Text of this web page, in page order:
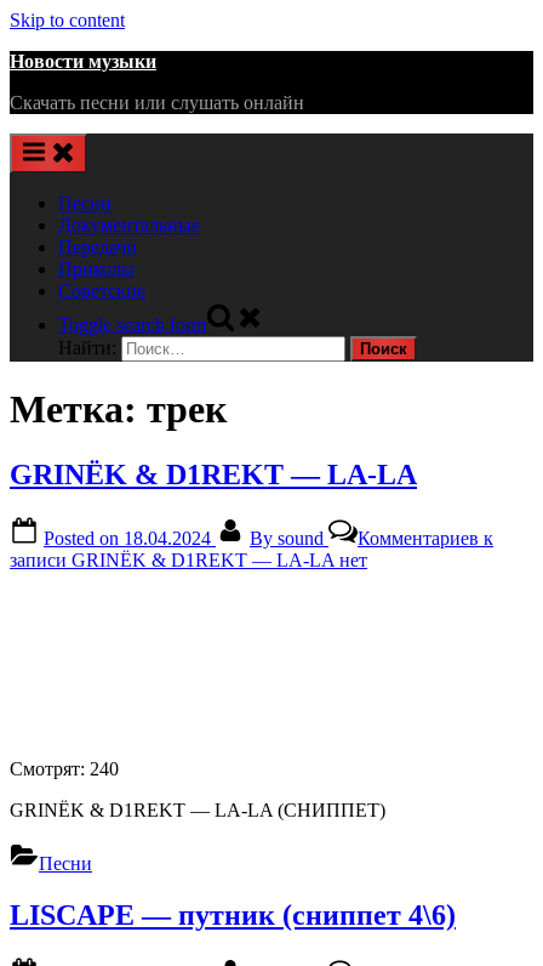
Skip to content
Новости музыки
Скачать песни или слушать онлайн
Песни
Документальные
Передачи
Приколы
Советские
Toggle search form
Найти:
Метка: трек
GRINЁK & D1REKT — LA-LA
Posted on 18.04.2024 By sound Комментариев к
записи GRINЁK & D1REKT — LA-LA нет
Смотрят: 240
GRINЁK & D1REKT — LA-LA (СНИППЕТ)
Песни
LISCAPE — путник (сниппет 4\6)